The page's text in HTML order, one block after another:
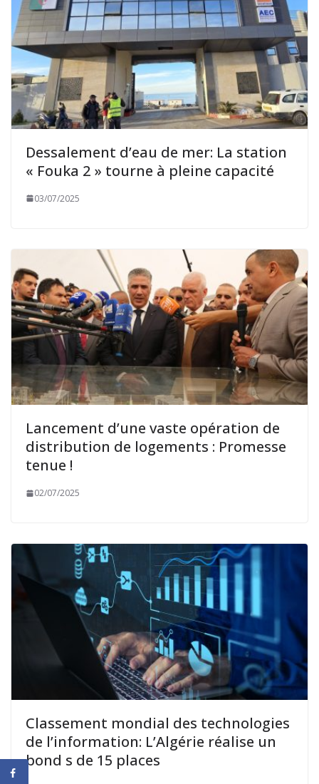
Dessalement d’eau de mer: La station
« Fouka 2 » tourne à pleine capacité
03/07/2025
Lancement d’une vaste opération de
distribution de logements : Promesse
tenue !
02/07/2025
Classement mondial des technologies
de l’information: L’Algérie réalise un
bond s de 15 places